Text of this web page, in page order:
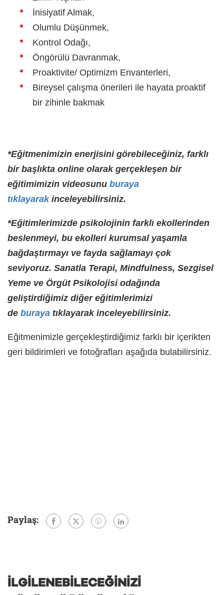
İnisiyatif Almak,
Olumlu Düşünmek,
Kontrol Odağı,
Öngörülü Davranmak,
Proaktivite/ Optimizm Envanterleri,
Bireysel çalışma önerileri ile hayata proaktif
bir zihinle bakmak
*Eğitmenimizin enerjisini görebileceğiniz, farklı
bir başlıkta online olarak gerçekleşen bir
eğitimimizin videosunu buraya
tıklayarakinceleyebilirsiniz.
*Eğitimlerimizde psikolojinin farklı ekollerinden
beslenmeyi, bu ekolleri kurumsal yaşamla
bağdaştırmayı ve fayda sağlamayı çok
seviyoruz. Sanatla Terapi, Mindfulness, Sezgisel
Yeme ve Örgüt Psikolojisi odağında
geliştirdiğimiz diğer eğitimlerimizi
de buraya tıklayarak inceleyebilirsiniz.
Eğitmenimizle gerçekleştirdiğimiz farklı bir içerikten
geri bildirimleri ve fotoğrafları aşağıda bulabilirsiniz.
Paylaş:
İLGILENEBILECEĞINIZI